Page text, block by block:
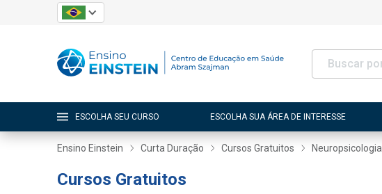
ESCOLHA SEU CURSO ESCOLHA SUA ÁREA DE INTERESSE
Ensino Einstein Curta Duração Cursos Gratuitos Neuropsicologia
Cursos Gratuitos